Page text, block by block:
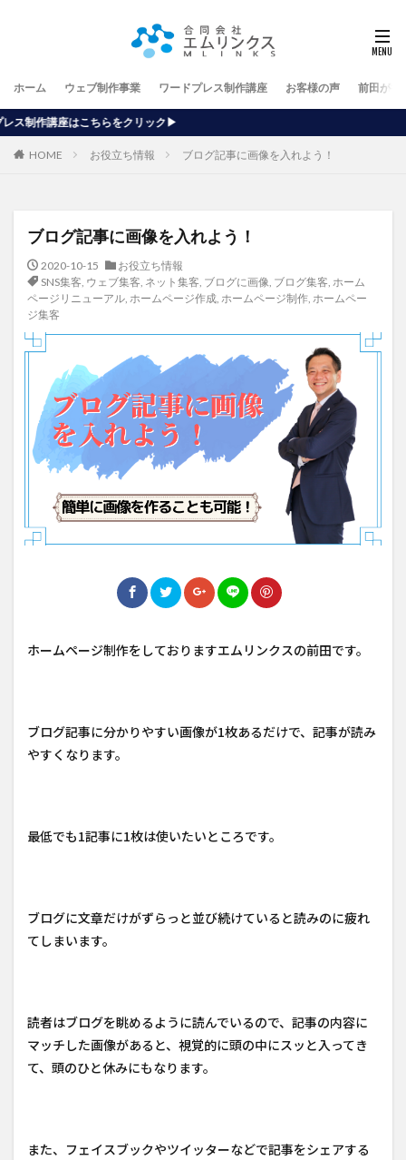
ホーム ウェブ制作事業 ワードプレス制作講座 お客様の声 前田が行
ク▶
HOME お役立ち情報 ブログ記事に画像を入れよう！
ブログ記事に画像を入れよう！
2020-10-15
お役立ち情報
SNS集客, ウェブ集客, ネット集客, ブログに画像, ブログ集客, ホーム
ページリニューアル, ホームページ作成, ホームページ制作, ホームペー
ジ集客
ホームページ制作をしておりますエムリンクスの前田です。
ブログ記事に分かりやすい画像が1枚あるだけで、記事が読み
やすくなります。
最低でも1記事に1枚は使いたいところです。
ブログに文章だけがずらっと並び続けていると読みのに疲れ
てしまいます。
読者はブログを眺めるように読んでいるので、記事の内容に
マッチした画像があると、視覚的に頭の中にスッと入ってき
て、頭のひと休みにもなります。
また、フェイスブックやツイッターなどで記事をシェアする